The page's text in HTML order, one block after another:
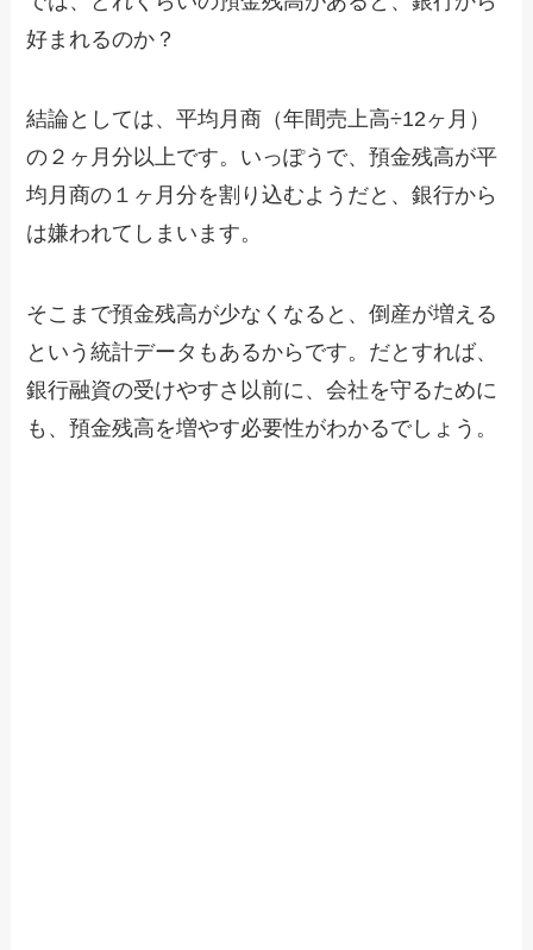
好まれるのか？
結論としては、平均月商（年間売上高÷12ヶ月）
の２ヶ月分以上です。いっぽうで、預金残高が平
均月商の１ヶ月分を割り込むようだと、銀行から
は嫌われてしまいます。
そこまで預金残高が少なくなると、倒産が増える
という統計データもあるからです。だとすれば、
銀行融資の受けやすさ以前に、会社を守るために
も、預金残高を増やす必要性がわかるでしょう。